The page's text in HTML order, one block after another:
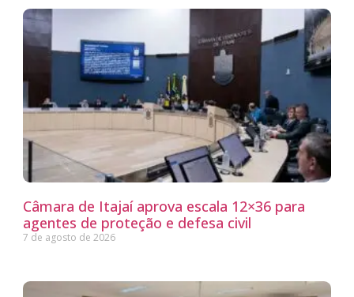
Câmara de Itajaí aprova escala 12×36 para
agentes de proteção e defesa civil
7 de agosto de 2026